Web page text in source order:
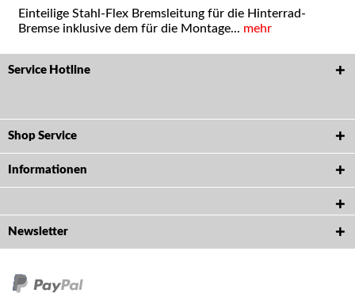
Einteilige Stahl-Flex Bremsleitung für die Hinterrad-
Bremse inklusive dem für die Montage... mehr
Service Hotline
Shop Service
Informationen
Newsletter